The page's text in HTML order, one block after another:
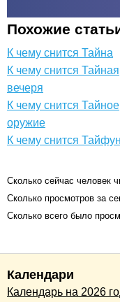
Похожие
К чему снится Тайна
К чему снится Тайная
вечеря
К чему снится Тайное
оружие
К чему снится Тайфун
Сколько сейчас человек
Сколько просмотров за
Сколько всего было
Календари
Календарь на 2026